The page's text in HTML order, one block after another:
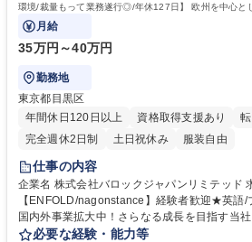
環境/裁量もって業務遂行◎/年休127日】 欧州を中心とした海外展示会管理業務を通じて
ブランド拡大に貢献！
月給
35万円～40万円
勤務地
東京都目黒区
年間休日120日以上
資格取得支援あり
完全週休2日制
土日祝休み 服装自由
仕事の内容
企業名 株式会社バロックジャパンリミテッド 求人名 ★ブランド海外営業
【ENFOLD/nagonstance】経験者歓迎★英語/プライム
国内外事業拡大中！さらなる成長を目指す当
場企業/成長環境/裁量もって業務遂行◎/年休
必要な経験・能力等